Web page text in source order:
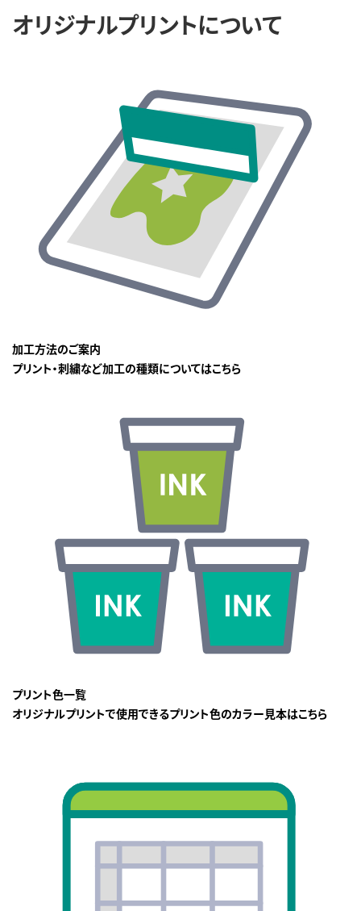
オリジナルプリントについて
加工方法のご案内
プリント・刺繍など加工の種類についてはこちら
プリント色一覧
オリジナルプリントで使用できるプリント色のカラー見本はこちら